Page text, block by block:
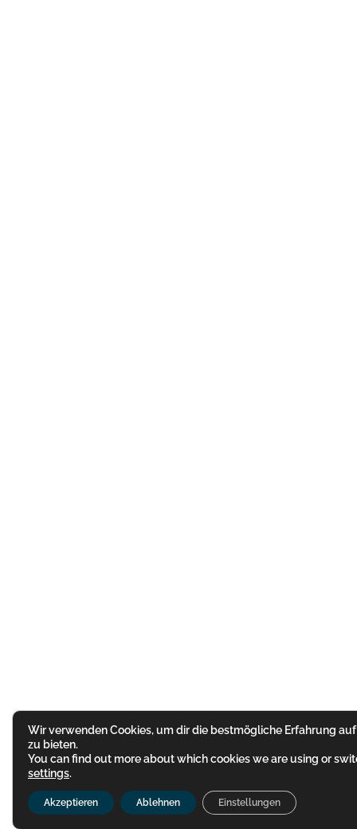
Wir verwenden Cookies, um dir die bestmögliche Erfahrung
zu bieten.
You can find out more about which cookies we are using or
settings.
Akzeptieren Ablehnen Einstellungen